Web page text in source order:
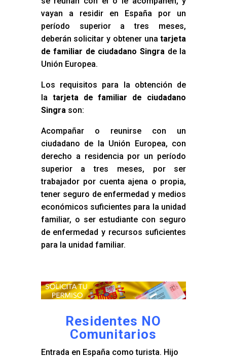
vayan a residir en España por un
período superior a tres meses,
deberán solicitar y obtener unatarjeta
de familiar de ciudadano Singra de la
Unión Europea.
Los requisitos para la obtención de
la tarjeta de familiar de ciudadano
Singra son:
Acompañar o reunirse con un
ciudadano de la Unión Europea, con
derecho a residencia por un período
superior a tres meses, por ser
trabajador por cuenta ajena o propia,
tener seguro de enfermedad y medios
económicos suficientes para la unidad
familiar, o ser estudiante con seguro
de enfermedad y recursos suficientes
para la unidad familiar.
Residentes NO
Comunitarios
Entrada en España como turista. Hijo